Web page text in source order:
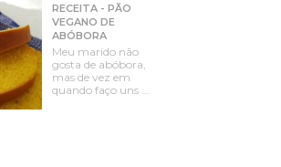
RECEITA - PÃO
VEGANO DE
ABÓBORA
Meu marido não
gosta de abóbora,
mas de vez em
quando faço uns ...